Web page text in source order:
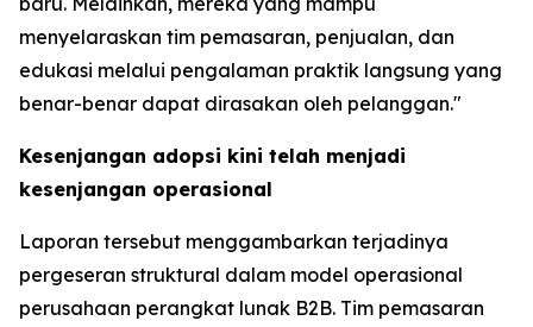
menyelaraskan tim pemasaran, penjualan, dan
edukasi melalui pengalaman praktik langsung yang
benar-benar dapat dirasakan oleh pelanggan."
Kesenjangan adopsi kini telah menjadi
kesenjangan operasional
Laporan tersebut menggambarkan terjadinya
pergeseran struktural dalam model operasional
perusahaan perangkat lunak B2B. Tim pemasaran